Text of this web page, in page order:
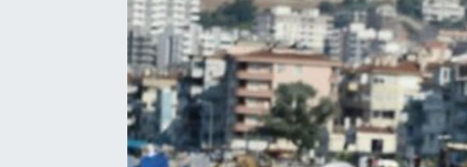
MAGAZİN
ÖZEL HABER
SAĞLIK